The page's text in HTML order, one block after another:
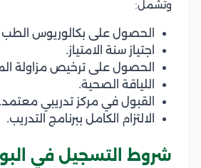
وتشمل:
الحصول على بكالوريوس الطب
اجتياز سنة الامتياز.
الحصول على ترخيص مزاولة
اللياقة الصحية.
القبول في مركز تدريبي معتمد.
الالتزام الكامل ببرنامج التدريب.
شروط التسجيل في